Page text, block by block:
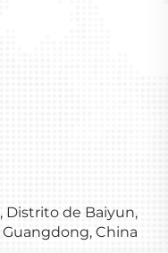
Distrito de Baiyun,
China